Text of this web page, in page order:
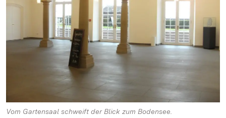
Vom Gartensaal schweift der Blick zum Bodensee.